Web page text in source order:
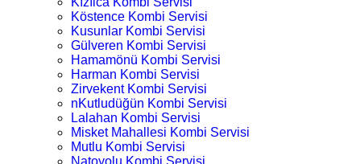
Köstence Kombi Servisi
Kusunlar Kombi Servisi
Gülveren Kombi Servisi
Hamamönü Kombi Servisi
Harman Kombi Servisi
Zirvekent Kombi Servisi
nKutludüğün Kombi Servisi
Lalahan Kombi Servisi
Misket Mahallesi Kombi Servisi
Mutlu Kombi Servisi
Natoyolu Kombi Servisi